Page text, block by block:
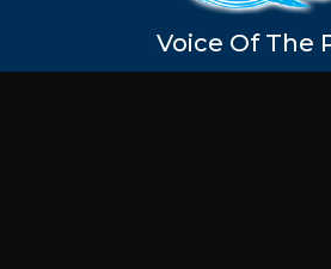
Voice Of The